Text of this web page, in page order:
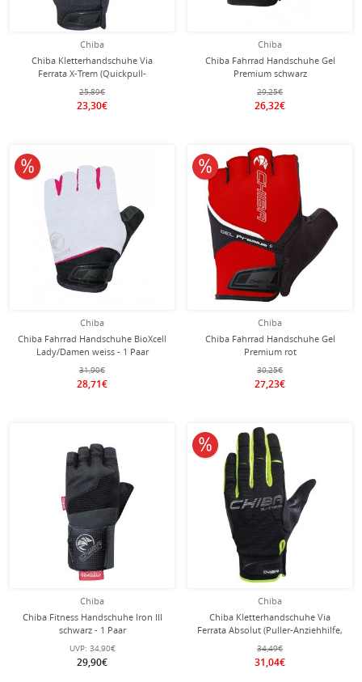
Chiba
Chiba Kletterhandschuhe Via
Ferrata X-Trem (Quickpull-
Ausziehhilfe, aus Nappa-Leder)
schwarz - 1 Paar
25,89€
23,30€
Chiba
Chiba Fahrrad Handschuhe Gel
Premium schwarz
29,25€
26,32€
Chiba
Chiba Fahrrad Handschuhe BioXcell
Lady/Damen weiss - 1 Paar
31,90€
28,71€
10% reduziert
Chiba
Chiba Fahrrad Handschuhe Gel
Premium rot
30,25€
27,23€
10% reduziert
Chiba
Chiba Fitness Handschuhe Iron III
schwarz - 1 Paar
UVP: 34,90€
29,90€
Chiba
Chiba Kletterhandschuhe Via
Ferrata Absolut (Puller-Anziehhilfe,
aus Nappa-Leder) schwarz/neongelb
- 1 Paar
34,49€
31,04€
10% reduziert